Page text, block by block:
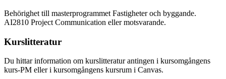
Behörighet till masterprogrammet Fastigheter och byggande.
AI2810 Project Communication eller motsvarande.
Kurslitteratur
Du hittar information om kurslitteratur antingen i kursomgångens
kurs-PM eller i kursomgångens kursrum i Canvas.